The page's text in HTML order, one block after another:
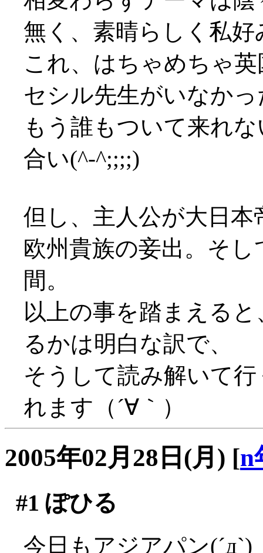
無く、素晴らしく私好
これ、はちゃめちゃ
セシル先生がいなか
もう誰もついて来れ
合い(^-^;;;;)
但し、主人公が大日
欧州貴族の妾出。そ
間。
以上の事を踏まえる
るかは明白な訳で、
そうして読み解いて
れます（´∀｀）
2005年02月28日(月) [n
#1 ぽひる
今日もアジアパン(´д`)